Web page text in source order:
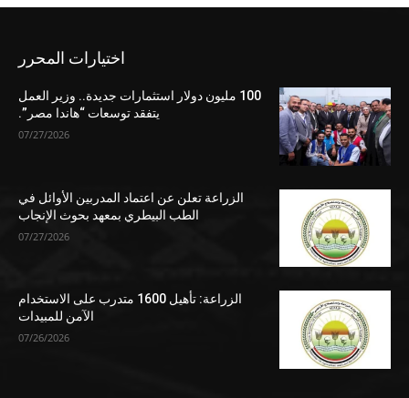
اختيارات المحرر
100 مليون دولار استثمارات جديدة.. وزير العمل
يتفقد توسعات “هاندا مصر”.
07/27/2026
الزراعة تعلن عن اعتماد المدربين الأوائل في
الطب البيطري بمعهد بحوث الإنجاب
07/27/2026
الزراعة: تأهيل 1600 متدرب على الاستخدام
الآمن للمبيدات
07/26/2026